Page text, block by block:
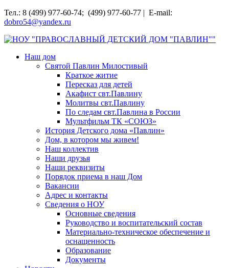
Перейти
к
Тел.: 8 (499) 977-60-74; (499) 977-60-77 | E-mail:
dobro54@yandex.ru
НОУ "ПРАВОСЛАВНЫЙ ДЕТСКИЙ ДОМ "ПАВЛИН""
Наш дом
Святой Павлин Милостивый
Краткое житие
Пересказ для детей
Акафист свт.Павлину
Молитвы свт.Павлину
По следам свт.Павлина в России
Мультфильм ТК «СОЮЗ»
История Детского дома «Павлин»
Дом, в котором мы живем!
Наш коллектив
Наши друзья
Наши реквизиты
Порядок приема в наш Дом
Вакансии
Адрес и контакты
Сведения о НОУ
Основные сведения
Руководство и воспитательский состав
Материально-техническое обеспечение и
оснащенность
Образование
Документы